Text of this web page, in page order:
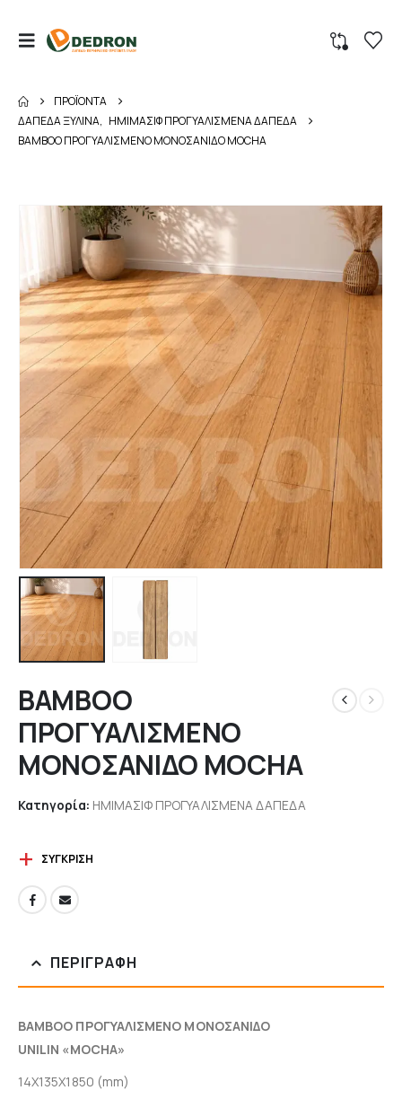
ΠΡΟΪΌΝΤΑ
ΔΑΠΕΔΑ ΞΥΛΙΝΑ, ΗΜΙΜΑΣΙΦ ΠΡΟΓΥΑΛΙΣΜΕΝΑ ΔΑΠΕΔΑ
BAMBOO ΠΡΟΓΥΑΛΙΣΜΕΝΟ ΜΟΝΟΣΑΝΙΔΟ MOCHA
BAMBOO
ΠΡΟΓΥΑΛΙΣΜΕΝΟ
ΜΟΝΟΣΑΝΙΔΟ MOCHA
Κατηγορία: ΗΜΙΜΑΣΙΦ ΠΡΟΓΥΑΛΙΣΜΕΝΑ ΔΑΠΕΔΑ
ΣΎΓΚΡΙΣΗ
ΠΕΡΙΓΡΑΦΉ
BAMBOO ΠΡΟΓΥΑΛΙΣΜΕΝΟ ΜΟΝΟΣΑΝΙΔΟ
UNILIN «MOCHA»
14X135X1850 (mm)